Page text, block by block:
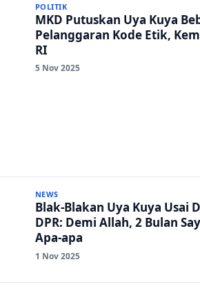
POLITIK
MKD Putuskan Uya Kuya
Pelanggaran Kode Etik,
RI
5 Nov 2025
NEWS
Blak-Blakan Uya Kuya
DPR: Demi Allah, 2 Bulan
Apa-apa
1 Nov 2025